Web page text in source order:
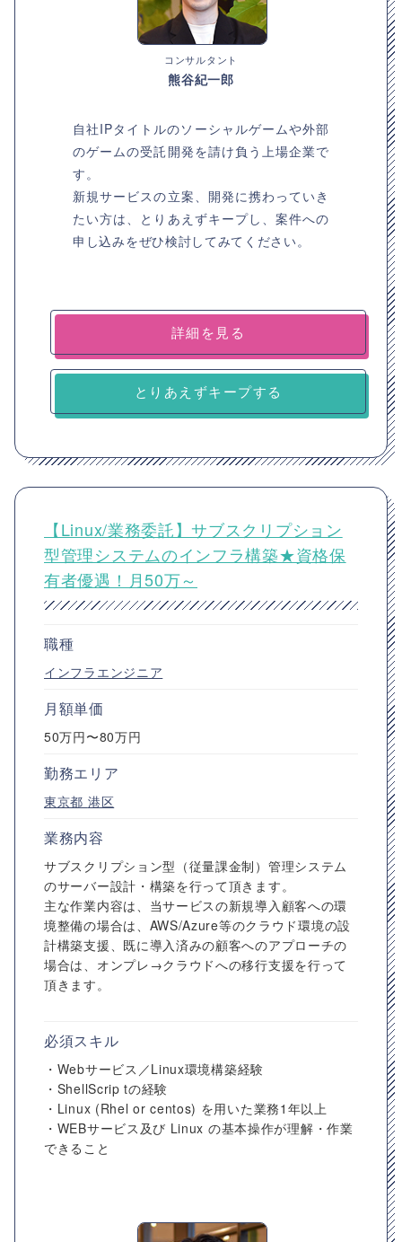
コンサルタント
熊谷紀一郎
自社IPタイトルのソーシャルゲームや外部
のゲームの受託開発を請け負う上場企業で
す。
新規サービスの立案、開発に携わっていき
たい方は、とりあえずキープし、案件への
申し込みをぜひ検討してみてください。
詳細を見る
とりあえずキープする
【Linux/業務委託】サブスクリプション
型管理システムのインフラ構築★資格保
有者優遇！月50万～
職種
インフラエンジニア
月額単価
50万円〜80万円
勤務エリア
東京都 港区
業務内容
サブスクリプション型（従量課金制）管理システム
のサーバー設計・構築を行って頂きます。
主な作業内容は、当サービスの新規導入顧客への環
境整備の場合は、AWS/Azure等のクラウド環境の設
計構築支援、既に導入済みの顧客へのアプローチの
場合は、オンプレ→クラウドへの移行支援を行って
頂きます。
必須スキル
・Webサービス／Linux環境構築経験
・ShellScrip tの経験
・Linux (Rhel or centos) を用いた業務1年以上
・WEBサービス及び Linux の基本操作が理解・作業
できること